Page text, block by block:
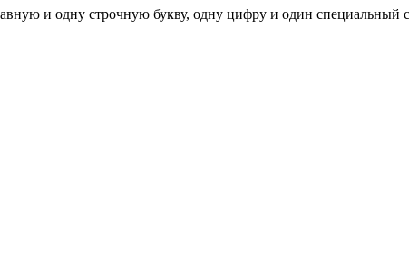
и одну строчную букву, одну цифру и один